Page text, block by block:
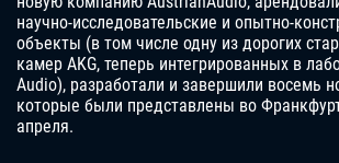
научно-исследовательские и опытно-
объекты (в том числе одну из дорогих
камер AKG, теперь интегрированных в
Audio), разработали и завершили восемь
которые были представлены во
апреля.